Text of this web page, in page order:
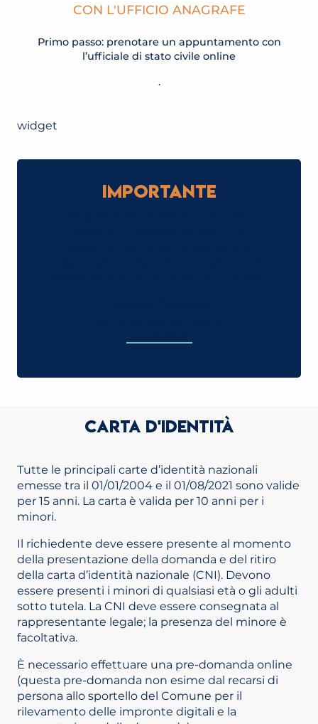
CON L'UFFICIO ANAGRAFE
Primo passo: prenotare un appuntamento con
l’ufficiale di stato civile online
.
widget
Importante
CARTA D'IDENTITÀ
Tutte le principali carte d’identità nazionali
emesse tra il 01/01/2004 e il 01/08/2021 sono valide
per 15 anni. La carta è valida per 10 anni per i
minori.
Il richiedente deve essere presente al momento
della presentazione della domanda e del ritiro
della carta d’identità nazionale (CNI). Devono
essere presenti i minori di qualsiasi età o gli adulti
sotto tutela. La CNI deve essere consegnata al
rappresentante legale; la presenza del minore è
facoltativa.
È necessario effettuare una pre-domanda online
(questa pre-domanda non esime dal recarsi di
persona allo sportello del Comune per il
rilevamento delle impronte digitali e la